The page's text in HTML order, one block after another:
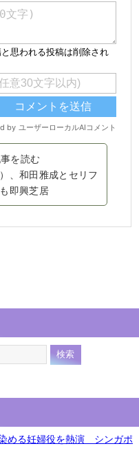
を読む
、和田雅成とセリフ
即興芝居
める妊婦役を熱演 シンガポ